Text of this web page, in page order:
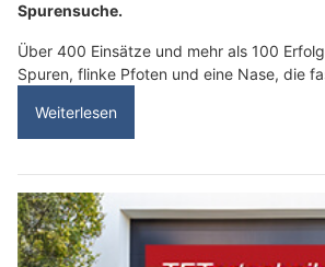
Spurensuche.
Über 400 Einsätze und mehr als 100
Spuren, flinke Pfoten und eine Nase, die
Weiterlesen